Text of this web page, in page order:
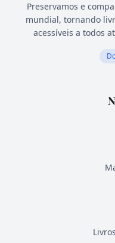
Preservamos e
mundial, tornando
acessíveis a todos